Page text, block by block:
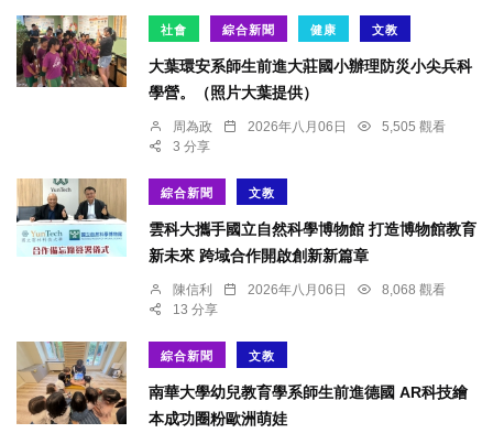
社會 綜合新聞 健康 文教
大葉環安系師生前進大莊國小辦理防災小尖兵科
學營。（照片大葉提供）
周為政 2026年八月06日
5,505 觀看
3 分享
綜合新聞 文教
雲科大攜手國立自然科學博物館 打造博物館教育
新未來 跨域合作開啟創新新篇章
陳信利 2026年八月06日
8,068 觀看
13 分享
綜合新聞 文教
南華大學幼兒教育學系師生前進德國 AR科技繪
本成功圈粉歐洲萌娃